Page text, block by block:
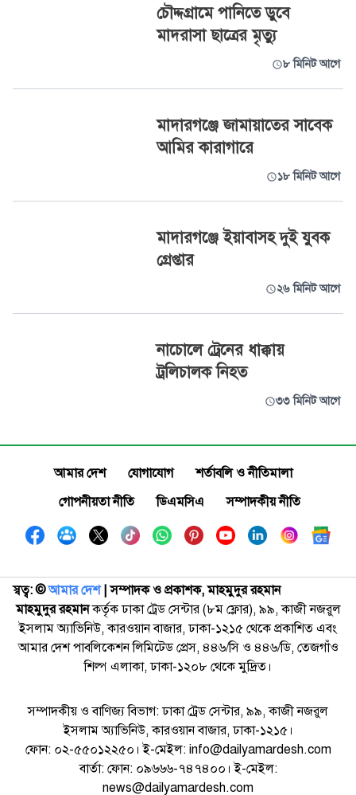
চৌদ্দগ্রামে পানিতে ডুবে
মাদরাসা ছাত্রের মৃত্যু
৮ মিনিট আগে
মাদারগঞ্জে জামায়াতের সাবেক
আমির কারাগারে
১৮ মিনিট আগে
মাদারগঞ্জে ইয়াবাসহ দুই যুবক
গ্রেপ্তার
২৬ মিনিট আগে
নাচোলে ট্রেনের ধাক্কায়
ট্রলিচালক নিহত
৩৩ মিনিট আগে
আমার দেশ যোগাযোগ
শর্তাবলি ও নীতিমালা
গোপনীয়তা নীতি
ডিএমসিএ সম্পাদকীয় নীতি
স্বত্ব: ©️আমার দেশ| সম্পাদক ও প্রকাশক, মাহমুদুর রহমান
মাহমুদুর রহমানকর্তৃক ঢাকা ট্রেড সেন্টার (৮ম ফ্লোর), ৯৯, কাজী নজরুল
ইসলাম অ্যাভিনিউ, কারওয়ান বাজার, ঢাকা-১২১৫ থেকে প্রকাশিত এবং
আমার দেশ পাবলিকেশন লিমিটেড প্রেস, ৪৪৬/সি ও ৪৪৬/ডি, তেজগাঁও
শিল্প এলাকা, ঢাকা-১২০৮ থেকে মুদ্রিত।
সম্পাদকীয় ও বাণিজ্য বিভাগ: ঢাকা ট্রেড সেন্টার, ৯৯, কাজী নজরুল
ইসলাম অ্যাভিনিউ, কারওয়ান বাজার, ঢাকা-১২১৫।
ফোন: ০২-৫৫০১২২৫০। ই-মেইল: info@dailyamardesh.com
বার্তা: ফোন: ০৯৬৬৬-৭৪৭৪০০। ই-মেইল:
news@dailyamardesh.com